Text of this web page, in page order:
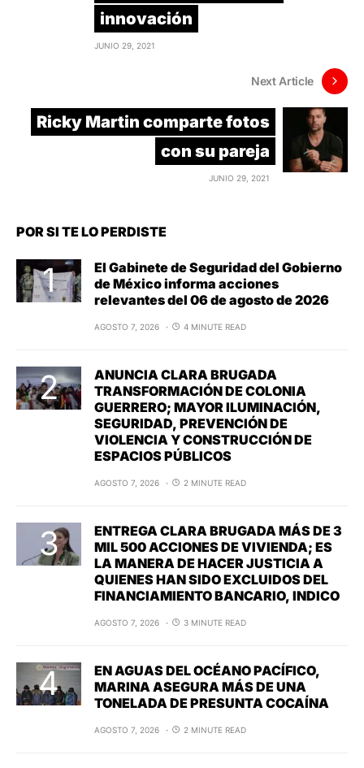
innovación
JUNIO 29, 2021
Next Article
Ricky Martin comparte fotos
con su pareja
JUNIO 29, 2021
POR SI TE LO PERDISTE
El Gabinete de Seguridad del Gobierno
de México informa acciones
relevantes del 06 de agosto de 2026
AGOSTO 7, 2026 4 MINUTE READ
ANUNCIA CLARA BRUGADA
TRANSFORMACIÓN DE COLONIA
GUERRERO; MAYOR ILUMINACIÓN,
SEGURIDAD, PREVENCIÓN DE
VIOLENCIA Y CONSTRUCCIÓN DE
ESPACIOS PÚBLICOS
AGOSTO 7, 2026 2 MINUTE READ
ENTREGA CLARA BRUGADA MÁS DE 3
MIL 500 ACCIONES DE VIVIENDA; ES
LA MANERA DE HACER JUSTICIA A
QUIENES HAN SIDO EXCLUIDOS DEL
FINANCIAMIENTO BANCARIO, INDICO
AGOSTO 7, 2026 3 MINUTE READ
EN AGUAS DEL OCÉANO PACÍFICO,
MARINA ASEGURA MÁS DE UNA
TONELADA DE PRESUNTA COCAÍNA
AGOSTO 7, 2026 2 MINUTE READ